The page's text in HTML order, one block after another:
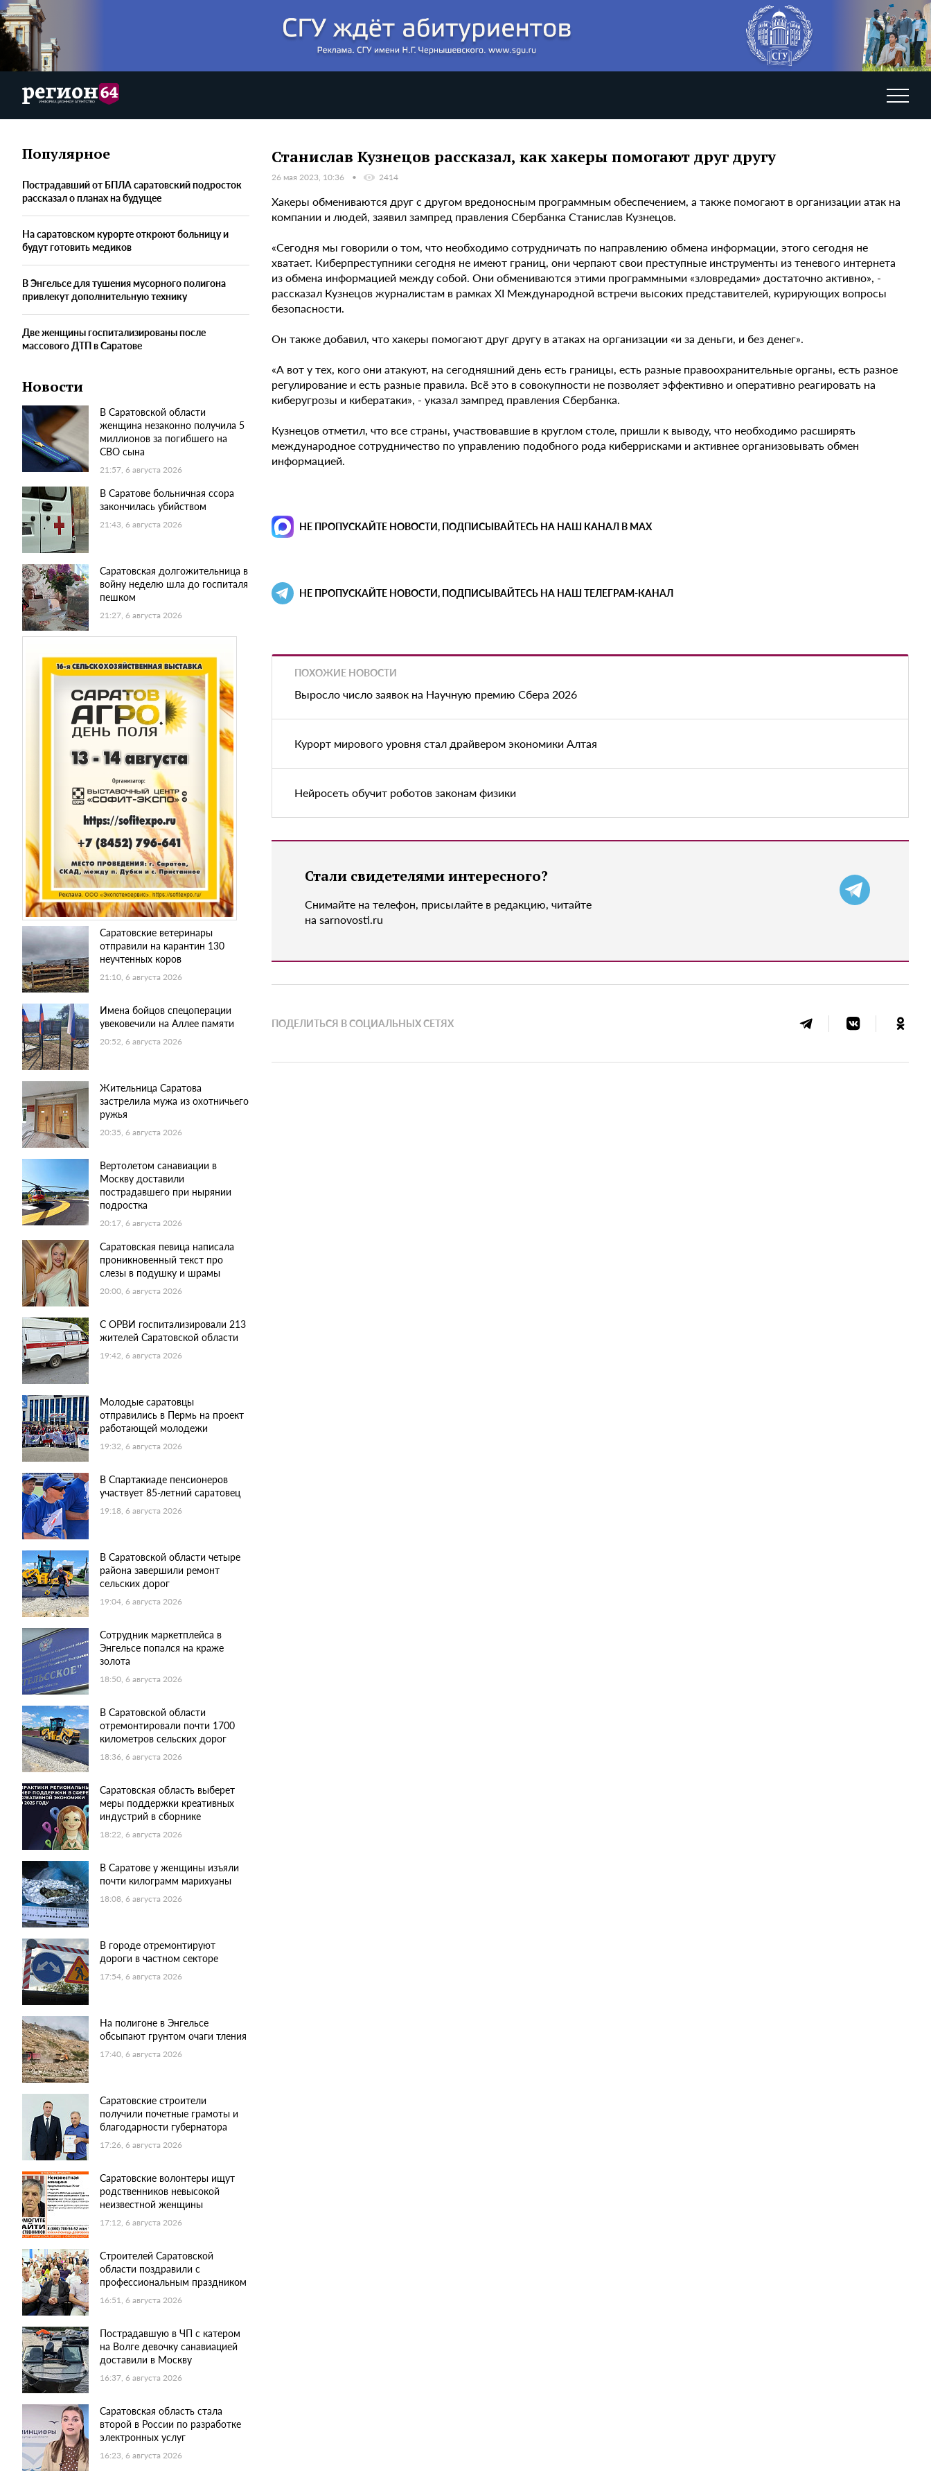
Популярное
Пострадавший от БПЛА саратовский подросток
рассказал о планах на будущее
На саратовском курорте откроют больницу и
будут готовить медиков
В Энгельсе для тушения мусорного полигона
привлекут дополнительную технику
Две женщины госпитализированы после
массового ДТП в Саратове
Новости
В Саратовской области
женщина незаконно получила 5
миллионов за погибшего на
СВО сына
21:57, 6 августа 2026
В Саратове больничная ссора
закончилась убийством
21:43, 6 августа 2026
Саратовская долгожительница в
войну неделю шла до госпиталя
пешком
21:27, 6 августа 2026
Саратовские ветеринары
отправили на карантин 130
неучтенных коров
21:10, 6 августа 2026
Имена бойцов спецоперации
увековечили на Аллее памяти
20:52, 6 августа 2026
Жительница Саратова
застрелила мужа из охотничьего
ружья
20:35, 6 августа 2026
Вертолетом санавиации в
Москву доставили
пострадавшего при нырянии
подростка
20:17, 6 августа 2026
Саратовская певица написала
проникновенный текст про
слезы в подушку и шрамы
20:00, 6 августа 2026
С ОРВИ госпитализировали 213
жителей Саратовской области
19:42, 6 августа 2026
Молодые саратовцы
отправились в Пермь на проект
работающей молодежи
19:32, 6 августа 2026
В Спартакиаде пенсионеров
участвует 85-летний саратовец
19:18, 6 августа 2026
В Саратовской области четыре
района завершили ремонт
сельских дорог
19:04, 6 августа 2026
Сотрудник маркетплейса в
Энгельсе попался на краже
золота
18:50, 6 августа 2026
В Саратовской области
отремонтировали почти 1700
километров сельских дорог
18:36, 6 августа 2026
Саратовская область выберет
меры поддержки креативных
индустрий в сборнике
18:22, 6 августа 2026
В Саратове у женщины изъяли
почти килограмм марихуаны
18:08, 6 августа 2026
В городе отремонтируют
дороги в частном секторе
17:54, 6 августа 2026
На полигоне в Энгельсе
обсыпают грунтом очаги тления
17:40, 6 августа 2026
Саратовские строители
получили почетные грамоты и
благодарности губернатора
17:26, 6 августа 2026
Саратовские волонтеры ищут
родственников невысокой
неизвестной женщины
17:12, 6 августа 2026
Строителей Саратовской
области поздравили с
профессиональным праздником
16:51, 6 августа 2026
Пострадавшую в ЧП с катером
на Волге девочку санавиацией
доставили в Москву
16:37, 6 августа 2026
Саратовская область стала
второй в России по разработке
электронных услуг
16:23, 6 августа 2026
Станислав Кузнецов рассказал, как хакеры помогают друг другу
26 мая 2023, 10:36 2414
Хакеры обмениваются друг с другом вредоносным программным обеспечением, а также помогают в организации атак на
компании и людей, заявил зампред правления Сбербанка Станислав Кузнецов.
«Сегодня мы говорили о том, что необходимо сотрудничать по направлению обмена информации, этого сегодня не
хватает. Киберпреступники сегодня не имеют границ, они черпают свои преступные инструменты из теневого интернета
из обмена информацией между собой. Они обмениваются этими программными «зловредами» достаточно активно», -
рассказал Кузнецов журналистам в рамках XI Международной встречи высоких представителей, курирующих вопросы
безопасности.
Он также добавил, что хакеры помогают друг другу в атаках на организации «и за деньги, и без денег».
«А вот у тех, кого они атакуют, на сегодняшний день есть границы, есть разные правоохранительные органы, есть разное
регулирование и есть разные правила. Всё это в совокупности не позволяет эффективно и оперативно реагировать на
киберугрозы и кибератаки», - указал зампред правления Сбербанка.
Кузнецов отметил, что все страны, участвовавшие в круглом столе, пришли к выводу, что необходимо расширять
международное сотрудничество по управлению подобного рода киберрисками и активнее организовывать обмен
информацией.
НЕ ПРОПУСКАЙТЕ НОВОСТИ, ПОДПИСЫВАЙТЕСЬ НА НАШ КАНАЛ В MAX
НЕ ПРОПУСКАЙТЕ НОВОСТИ, ПОДПИСЫВАЙТЕСЬ НА НАШ ТЕЛЕГРАМ-КАНАЛ
ПОХОЖИЕ НОВОСТИ
Выросло число заявок на Научную премию Сбера 2026
Курорт мирового уровня стал драйвером экономики Алтая
Нейросеть обучит роботов законам физики
Стали свидетелями интересного?
Снимайте на телефон, присылайте в редакцию, читайте
на sarnovosti.ru
ПОДЕЛИТЬСЯ В СОЦИАЛЬНЫХ СЕТЯХ